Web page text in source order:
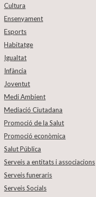
Cultura
Ensenyament
Esports
Habitatge
Igualtat
Infància
Joventut
Medi Ambient
Mediació Ciutadana
Promoció de la Salut
Promoció econòmica
Salut Pública
Serveis a entitats i associacions
Serveis funeraris
Serveis Socials